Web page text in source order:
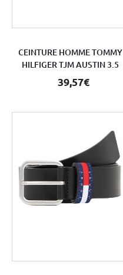
CEINTURE HOMME TOMMY
HILFIGER TJM AUSTIN 3.5
39,57€